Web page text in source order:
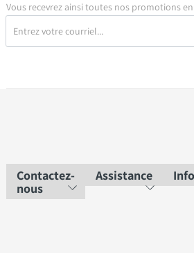
Vous recevrez ainsi toutes nos promotions
Contactez-
nous
Assistance